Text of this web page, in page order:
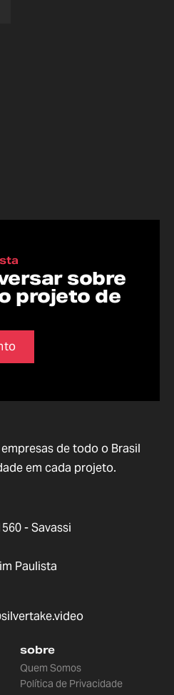
sobre
projeto de
de todo o Brasil
em cada projeto.
- Savassi
Paulista
sobre
Quem Somos
Política de Privacidade